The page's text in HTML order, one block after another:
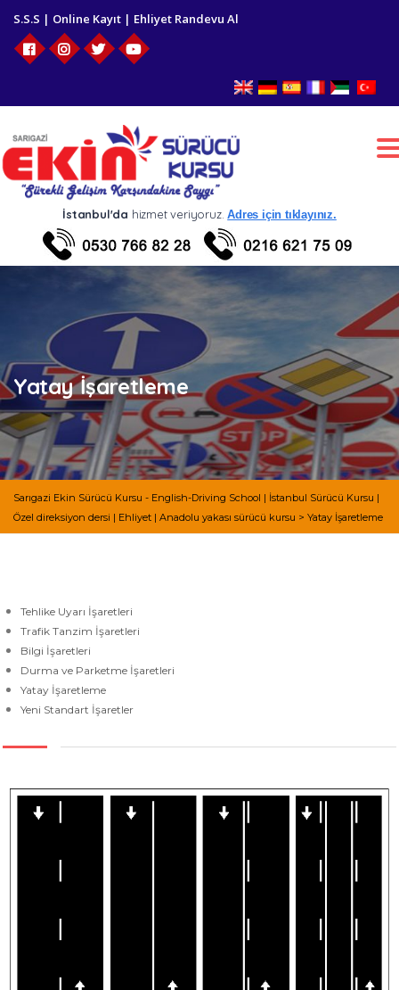
S.S.S | Online Kayıt | Ehliyet Randevu Al
İstanbul'da hizmet veriyoruz.Adres için tıklayınız.
Yatay İşaretleme
Sarıgazi Ekin Sürücü Kursu - English-Driving School | İstanbul Sürücü Kursu |
Özel direksiyon dersi | Ehliyet | Anadolu yakası sürücü kursu > Yatay İşaretleme
Tehlike Uyarı İşaretleri
Trafik Tanzim İşaretleri
Bilgi İşaretleri
Durma ve Parketme İşaretleri
Yatay İşaretleme
Yeni Standart İşaretler